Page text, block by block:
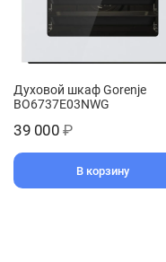
Духовой шкаф Gorenje
BO6737E03NWG
39 000 ₽
В корзину